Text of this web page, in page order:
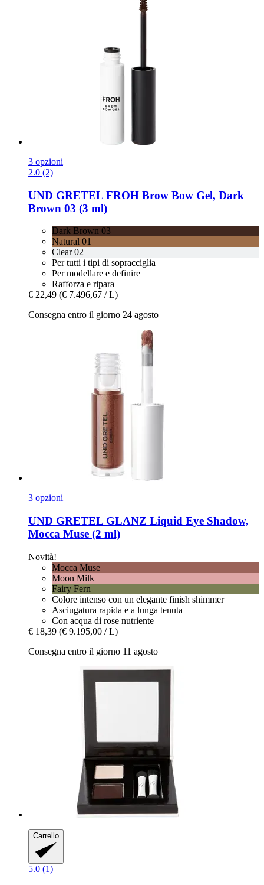
3 opzioni
2.0 (2)
UND GRETEL FROH Brow Bow Gel, Dark
Brown 03 (3 ml)
Dark Brown 03
Natural 01
Clear 02
Per tutti i tipi di sopracciglia
Per modellare e definire
Rafforza e ripara
€ 22,49 (€ 7.496,67 / L)
Consegna entro il giorno 24 agosto
3 opzioni
UND GRETEL GLANZ Liquid Eye Shadow,
Mocca Muse (2 ml)
Novità!
Mocca Muse
Moon Milk
Fairy Fern
Colore intenso con un elegante finish shimmer
Asciugatura rapida e a lunga tenuta
Con acqua di rose nutriente
€ 18,39 (€ 9.195,00 / L)
Consegna entro il giorno 11 agosto
Carrello
5.0 (1)